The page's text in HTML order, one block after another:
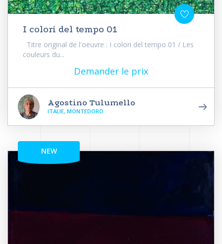
I colori del tempo 01
Titre original de l'oeuvre : I colori del tempo 01 / Les
couleurs du...
Demander le prix
Agostino Tulumello
ITALIE, MONTEDORO
NEW